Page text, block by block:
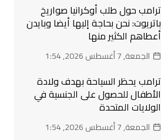
ترامب حول طلب أوكرانيا صواريخ
باتريوت: نحن بحاجة إليها أيضا وبايدن
أعطاهم الكثير منها
الجمعة, 7 أغسطس 2026, 1:54
ترامب يحظر السياحة بهدف ولادة
الأطفال للحصول على الجنسية في
الولايات المتحدة
الجمعة, 7 أغسطس 2026, 1:54